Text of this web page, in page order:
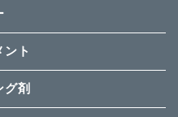
ト
剤